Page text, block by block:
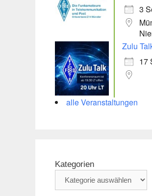
3
Zulu
17
alle Veranstaltungen
Kategorien